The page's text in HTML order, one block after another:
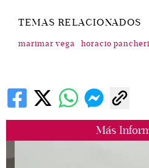
Más
TEMAS RELACIONADOS
marimar vega horacio pancheri